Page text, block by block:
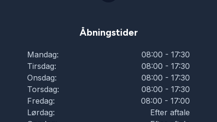
Musikstreaming via bluetooth
Navigation
Åbningstider
Mandag:
08:00 - 17:30
Tirsdag:
08:00 - 17:30
Onsdag:
08:00 - 17:30
Torsdag:
08:00 - 17:30
Fredag:
08:00 - 17:00
Lørdag:
Efter aftale